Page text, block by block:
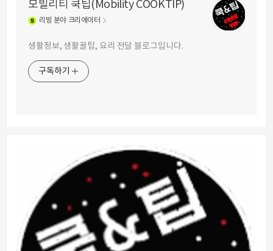
모빌리티 쿡팁(Mobility COOKTIP)
리빙 분야 크리에이터
생활정보, 생활꿀팁, 요리 전달 블로그입니다.
구독하기